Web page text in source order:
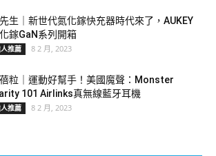
生｜新世代氮化鎵快充器時代來了，AUKEY
鎵GaN系列開箱
推薦 8 2 月, 2023
粒｜運動好幫手！美國魔聲：Monster
101 Airlinks真無線藍牙耳機
推薦 8 2 月, 2023